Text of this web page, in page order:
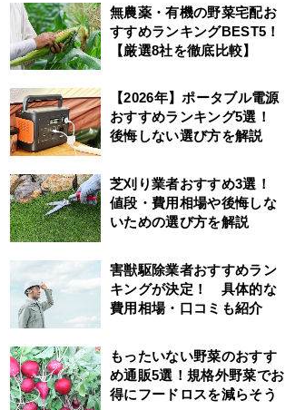
無農薬・有機の野菜宅配お
すすめランキングBEST5！
【厳選8社を徹底比較】
【2026年】ポータブル電源
おすすめランキング5選！
後悔しない選び方を解説
芝刈り業者おすすめ3選！
値段・費用相場や後悔しな
いための選び方を解説
害獣駆除業者おすすめラン
キングが決定！ 具体的な
費用相場・口コミも紹介
もったいない野菜のおすす
め通販5選！規格外野菜でお
得にフードロスを減らそう